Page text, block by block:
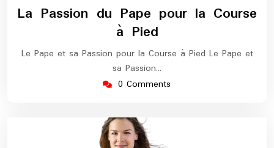
juillet
2026
marathon
La Passion du Pape pour la Course
à Pied
Le Pape et sa Passion pour la Course à Pied Le Pape et
sa Passion…
0 Comments